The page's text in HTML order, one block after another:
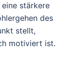
stärkere
des
stellt,
motiviert ist.